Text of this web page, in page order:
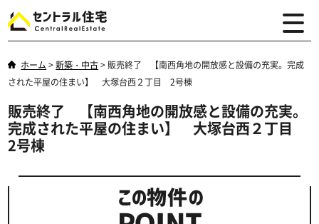
ホーム >新築・中古> 販売終了 【南西角地の開放感と設備の充実。完成
された平屋の住まい】 大塚台西２丁目 2号棟
販売終了 【南西角地の開放感と設備の充実。
完成された平屋の住まい】 大塚台西２丁目
2号棟